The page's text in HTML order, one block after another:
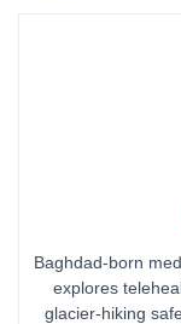
Baghdad-born
explores
glacier-hiking